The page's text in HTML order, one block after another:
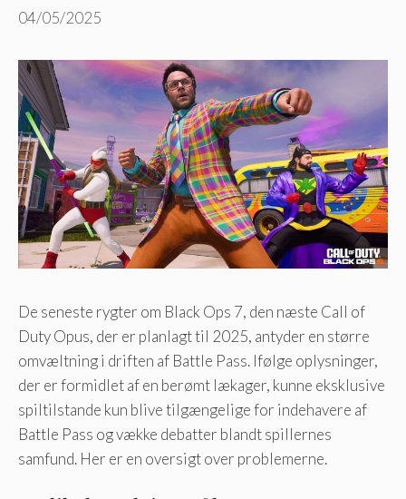
04/05/2025
De seneste rygter om Black Ops 7, den næste Call of
Duty Opus, der er planlagt til 2025, antyder en større
omvæltning i driften af ​​Battle Pass. Ifølge oplysninger,
der er formidlet af en berømt lækager, kunne eksklusive
spiltilstande kun blive tilgængelige for indehavere af
Battle Pass og vække debatter blandt spillernes
samfund. Her er en oversigt over problemerne.